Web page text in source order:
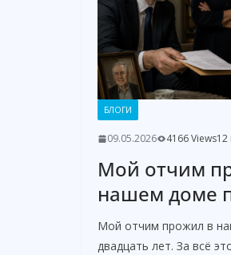
БЛОГИ
09.05.2026 4166 Views12
Мой отчим
нашем доме
Мой отчим прожил в
двадцать лет. За всё